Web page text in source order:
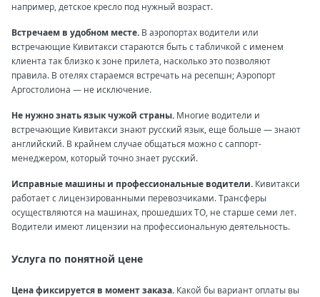
например, детское кресло под нужный возраст.
Встречаем в удобном месте. В аэропортах водители или
встречающие Кивитакси стараются быть с табличкой с именем
клиента так близко к зоне прилета, насколько это позволяют
правила. В отелях стараемся встречать на ресепшн; Аэропорт
Аргостолиона — не исключение.
Не нужно знать язык чужой страны. Многие водители и
встречающие Кивитакси знают русский язык, еще больше — знают
английский. В крайнем случае общаться можно с саппорт-
менеджером, который точно знает русский.
Исправные машины и профессиональные водители. Кивитакси
работает с лицензированными перевозчиками. Трансферы
осуществляются на машинах, прошедших ТО, не старше семи лет.
Водители имеют лицензии на профессиональную деятельность.
Услуга по понятной цене
Цена фиксируется в момент заказа. Какой бы вариант оплаты вы